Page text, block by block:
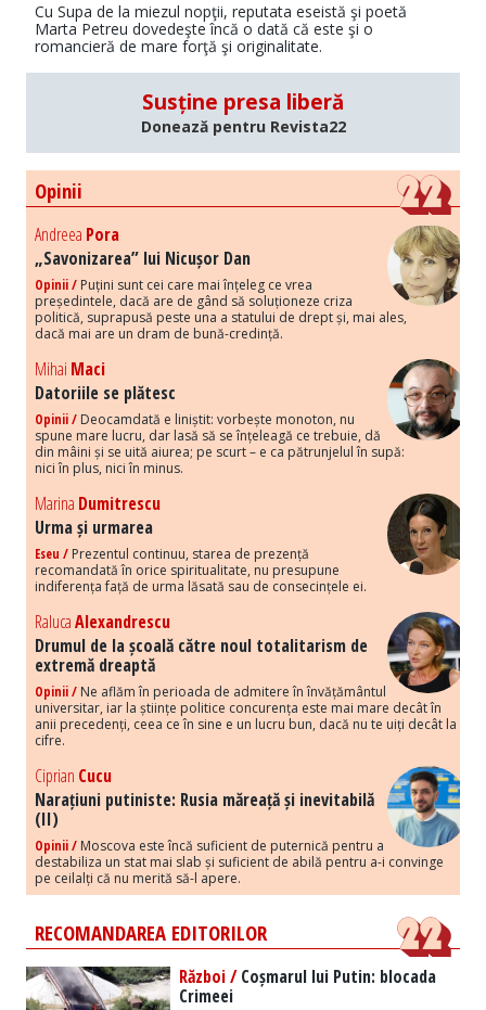
Cu Supa de la miezul nopţii, reputata eseistă şi poetă
Marta Petreu dovedeşte încă o dată că este şi o
romancieră de mare forţă şi originalitate.
Susține presa liberă
Donează pentru Revista22
Opinii
Andreea Pora
„Savonizarea” lui Nicușor Dan
Opinii / Puțini sunt cei care mai înțeleg ce vrea
președintele, dacă are de gând să soluționeze criza
politică, suprapusă peste una a statului de drept și, mai ales,
dacă mai are un dram de bună-credință.
Mihai Maci
Datoriile se plătesc
Opinii / Deocamdată e liniștit: vorbește monoton, nu
spune mare lucru, dar lasă să se înțeleagă ce trebuie, dă
din mâini și se uită aiurea; pe scurt – e ca pătrunjelul în supă:
nici în plus, nici în minus.
Marina Dumitrescu
Urma și urmarea
Eseu / Prezentul continuu, starea de prezență
recomandată în orice spiritualitate, nu presupune
indiferența față de urma lăsată sau de consecințele ei.
RalucaAlexandrescu
Drumul de la școală către noul totalitarism de
extremă dreaptă
Opinii / Ne aflăm în perioada de admitere în învățământul
universitar, iar la științe politice concurența este mai mare decât în
anii precedenți, ceea ce în sine e un lucru bun, dacă nu te uiți decât la
cifre.
Ciprian Cucu
Narațiuni putiniste: Rusia măreață și inevitabilă
(II)
Opinii / Moscova este încă suficient de puternică pentru a
destabiliza un stat mai slab și suficient de abilă pentru a-i convinge
pe ceilalți că nu merită să-l apere.
RECOMANDAREA EDITORILOR
Război /Coșmarul lui Putin: blocada
Crimeei